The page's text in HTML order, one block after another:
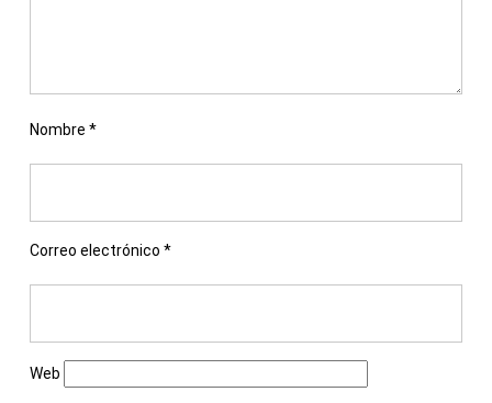
Nombre *
Correo electrónico *
Web